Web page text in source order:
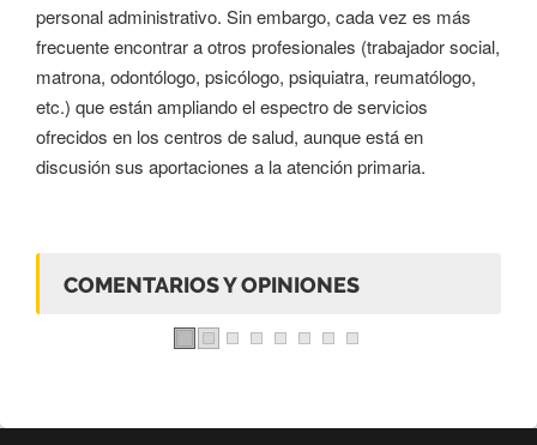
personal administrativo. Sin embargo, cada vez es más
frecuente encontrar a otros profesionales (trabajador social,
matrona, odontólogo, psicólogo, psiquiatra, reumatólogo,
etc.) que están ampliando el espectro de servicios
ofrecidos en los centros de salud, aunque está en
discusión sus aportaciones a la atención primaria.
COMENTARIOS Y OPINIONES